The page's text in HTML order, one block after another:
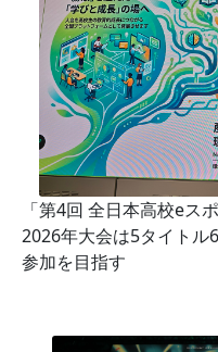
「第4回 全日本高校eス
2026年大会は5タイトル
参加を目指す